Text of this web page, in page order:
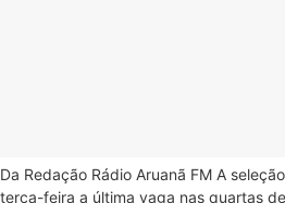
Da Redação Rádio Aruanã FM A
terça-feira a última vaga nas quartas